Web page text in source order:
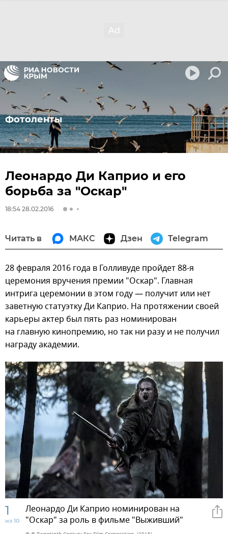
Фотоленты
Леонардо Ди Каприо и его
борьба за "Оскар"
18:54 28.02.2016
Читать в МАКС Дзен Telegram
28 февраля 2016 года в Голливуде пройдет 88-я
церемония вручения премии "Оскар". Главная
интрига церемонии в этом году — получит или нет
заветную статуэтку Ди Каприо. На протяжении своей
карьеры актер был пять раз номинирован
на главную кинопремию, но так ни разу и не получил
награду академии.
1
из 10
Леонардо Ди Каприо номинирован на
"Оскар" за роль в фильме "Выживший"